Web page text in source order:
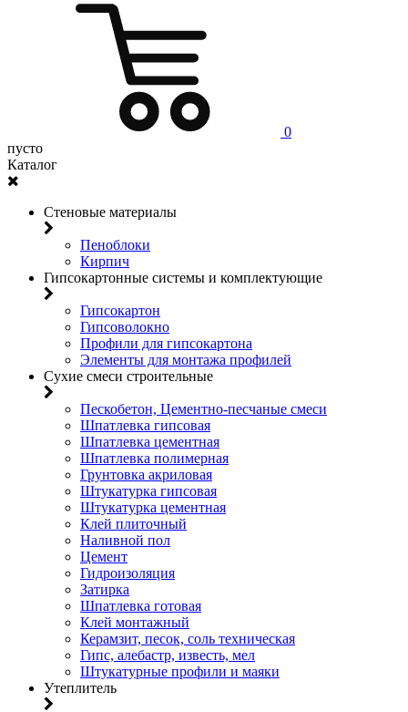
0
пусто
Каталог
Стеновые материалы
Пеноблоки
Кирпич
Гипсокартонные системы и комплектующие
Гипсокартон
Гипсоволокно
Профили для гипсокартона
Элементы для монтажа профилей
Сухие смеси строительные
Пескобетон, Цементно-песчаные смеси
Шпатлевка гипсовая
Шпатлевка цементная
Шпатлевка полимерная
Грунтовка акриловая
Штукатурка гипсовая
Штукатурка цементная
Клей плиточный
Наливной пол
Цемент
Гидроизоляция
Затирка
Шпатлевка готовая
Клей монтажный
Керамзит, песок, соль техническая
Гипс, алебастр, известь, мел
Штукатурные профили и маяки
Утеплитель